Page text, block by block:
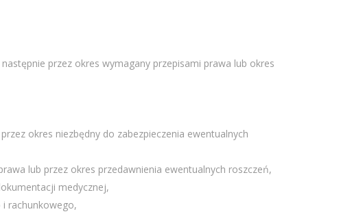
przez okres wymagany przepisami prawa lub okres
okres niezbędny do zabezpieczenia ewentualnych
lub przez okres przedawnienia ewentualnych roszczeń,
medycznej,
rachunkowego,